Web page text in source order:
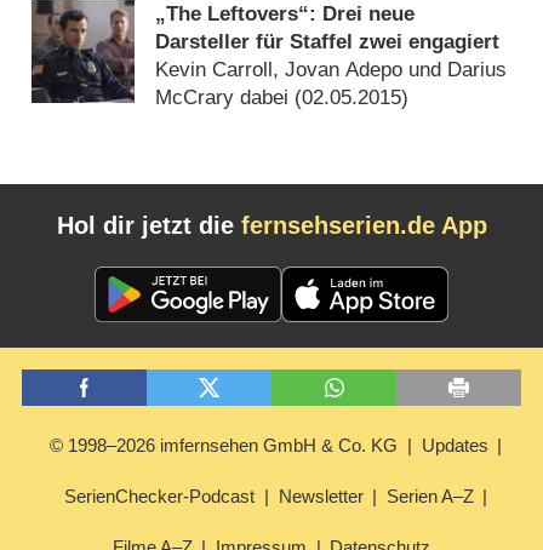
„The Leftovers“: Drei neue
Darsteller für Staffel zwei engagiert
Kevin Carroll, Jovan Adepo und Darius
McCrary dabei (02.05.2015)
Hol dir jetzt die fernsehserien.de App
© 1998–2026 imfernsehen GmbH & Co. KG Updates
SerienChecker-Podcast Newsletter Serien A–Z